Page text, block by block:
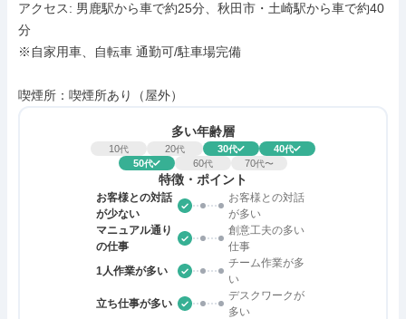
アクセス: 男鹿駅から車で約25分、秋田市・土崎駅から車で約40
分
※自家用車、自転車 通勤可/駐車場完備
喫煙所：喫煙所あり（屋外）
多い年齢層
10代 20代 30代 40代
50代 60代 70代〜
特徴・ポイント
お客様との対話
が少ない
お客様との対話
が多い
マニュアル通り
の仕事
創意工夫の多い
仕事
1人作業が多い
チーム作業が多
い
立ち仕事が多い
デスクワークが
多い